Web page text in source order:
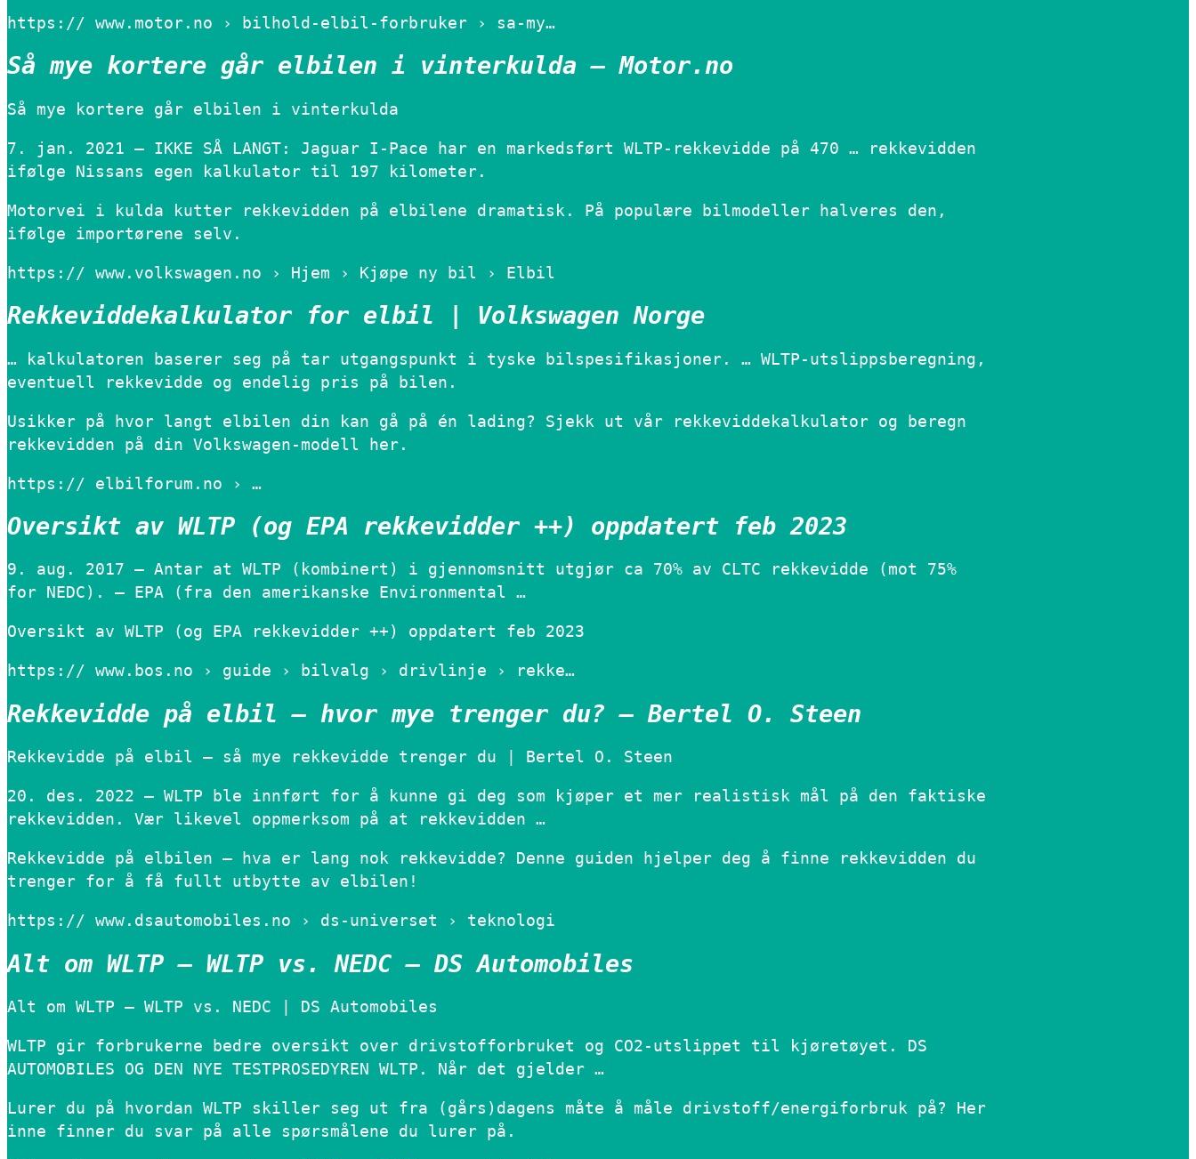
https:// www.motor.no › bilhold-elbil-forbruker › sa-my…
Så mye kortere går elbilen i vinterkulda – Motor.no
Så mye kortere går elbilen i vinterkulda
7. jan. 2021 — IKKE SÅ LANGT: Jaguar I-Pace har en markedsført WLTP-rekkevidde på 470 … rekkevidden
ifølge Nissans egen kalkulator til 197 kilometer.
Motorvei i kulda kutter rekkevidden på elbilene dramatisk. På populære bilmodeller halveres den,
ifølge importørene selv.
https:// www.volkswagen.no › Hjem › Kjøpe ny bil › Elbil
Rekkeviddekalkulator for elbil | Volkswagen Norge
… kalkulatoren baserer seg på tar utgangspunkt i tyske bilspesifikasjoner. … WLTP-utslippsberegning,
eventuell rekkevidde og endelig pris på bilen.
Usikker på hvor langt elbilen din kan gå på én lading? Sjekk ut vår rekkeviddekalkulator og beregn
rekkevidden på din Volkswagen-modell her.
https:// elbilforum.no › …
Oversikt av WLTP (og EPA rekkevidder ++) oppdatert feb 2023
9. aug. 2017 — Antar at WLTP (kombinert) i gjennomsnitt utgjør ca 70% av CLTC rekkevidde (mot 75%
for NEDC). – EPA (fra den amerikanske Environmental …
Oversikt av WLTP (og EPA rekkevidder ++) oppdatert feb 2023
https:// www.bos.no › guide › bilvalg › drivlinje › rekke…
Rekkevidde på elbil – hvor mye trenger du? – Bertel O. Steen
Rekkevidde på elbil – så mye rekkevidde trenger du | Bertel O. Steen
20. des. 2022 — WLTP ble innført for å kunne gi deg som kjøper et mer realistisk mål på den faktiske
rekkevidden. Vær likevel oppmerksom på at rekkevidden …
Rekkevidde på elbilen – hva er lang nok rekkevidde? Denne guiden hjelper deg å finne rekkevidden du
trenger for å få fullt utbytte av elbilen!
https:// www.dsautomobiles.no › ds-universet › teknologi
Alt om WLTP – WLTP vs. NEDC – DS Automobiles
Alt om WLTP – WLTP vs. NEDC | DS Automobiles
WLTP gir forbrukerne bedre oversikt over drivstofforbruket og CO2-utslippet til kjøretøyet. DS
AUTOMOBILES OG DEN NYE TESTPROSEDYREN WLTP. Når det gjelder …
Lurer du på hvordan WLTP skiller seg ut fra (gårs)dagens måte å måle drivstoff/energiforbruk på? Her
inne finner du svar på alle spørsmålene du lurer på.